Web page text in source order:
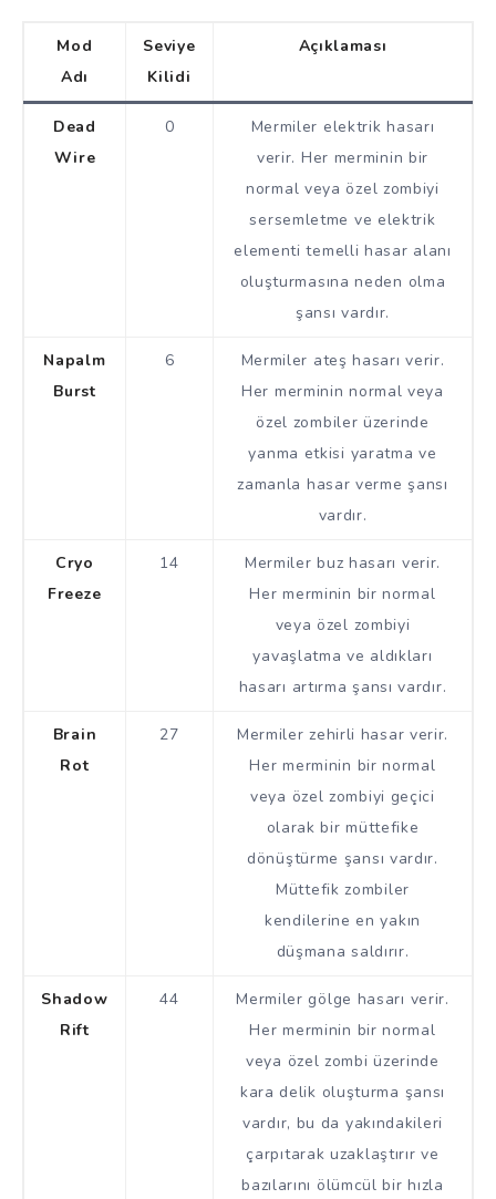
Mod
Adı
Seviye
Kilidi
Açıklaması
Dead
Wire
0
Mermiler elektrik hasarı
verir. Her merminin bir
normal veya özel zombiyi
sersemletme ve elektrik
elementi temelli hasar alanı
oluşturmasına neden olma
şansı vardır.
Napalm
Burst
6
Mermiler ateş hasarı verir.
Her merminin normal veya
özel zombiler üzerinde
yanma etkisi yaratma ve
zamanla hasar verme şansı
vardır.
Cryo
Freeze
14
Mermiler buz hasarı verir.
Her merminin bir normal
veya özel zombiyi
yavaşlatma ve aldıkları
hasarı artırma şansı vardır.
Brain
Rot
27
Mermiler zehirli hasar verir.
Her merminin bir normal
veya özel zombiyi geçici
olarak bir müttefike
dönüştürme şansı vardır.
Müttefik zombiler
kendilerine en yakın
düşmana saldırır.
Shadow
Rift
44
Mermiler gölge hasarı verir.
Her merminin bir normal
veya özel zombi üzerinde
kara delik oluşturma şansı
vardır, bu da yakındakileri
çarpıtarak uzaklaştırır ve
bazılarını ölümcül bir hızla